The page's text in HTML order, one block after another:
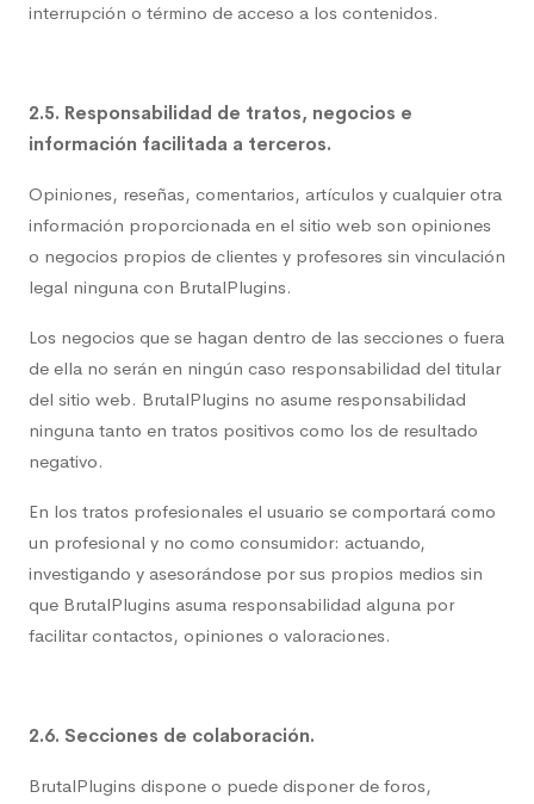
interrupción o término de acceso a los contenidos.
2.5. Responsabilidad de tratos, negocios e
información facilitada a terceros.
Opiniones, reseñas, comentarios, artículos y cualquier otra
información proporcionada en el sitio web son opiniones
o negocios propios de clientes y profesores sin vinculación
legal ninguna con BrutalPlugins.
Los negocios que se hagan dentro de las secciones o fuera
de ella no serán en ningún caso responsabilidad del titular
del sitio web. BrutalPlugins no asume responsabilidad
ninguna tanto en tratos positivos como los de resultado
negativo.
En los tratos profesionales el usuario se comportará como
un profesional y no como consumidor: actuando,
investigando y asesorándose por sus propios medios sin
que BrutalPlugins asuma responsabilidad alguna por
facilitar contactos, opiniones o valoraciones.
2.6. Secciones de colaboración.
BrutalPlugins dispone o puede disponer de foros,